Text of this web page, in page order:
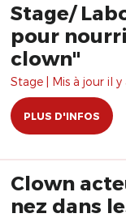
Stage/
pour
clown"
Stage | Mis à jour il y
PLUS D'INFOS
Clown
nez dans